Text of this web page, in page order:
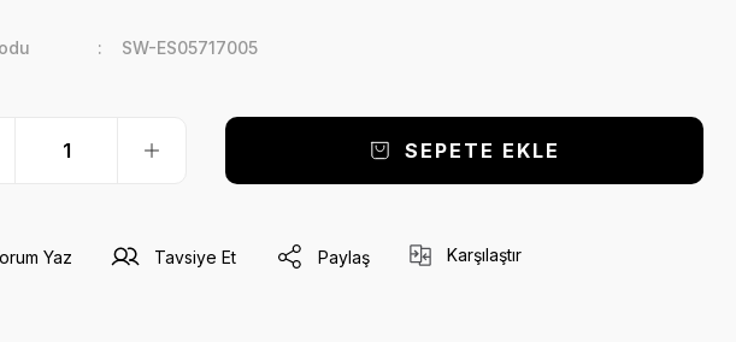
SW-ES05717005
SEPETE EKLE
Yaz Tavsiye Et Paylaş Karşılaştır